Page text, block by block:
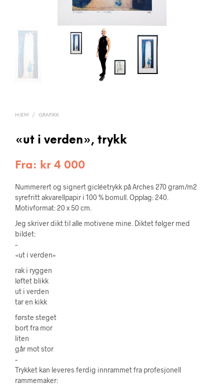
HJEM / GRAFIKK
«ut i verden», trykk
Fra: kr 4 000
Nummerert og signert gicléetrykk på Arches 270 gram/m2
syrefritt akvarellpapir i 100 % bomull. Opplag: 240.
Motivformat: 20 x 50 cm.
Jeg skriver dikt til alle motivene mine. Diktet følger med
bildet:
–
«ut i verden»
rak i ryggen
løftet blikk
ut i verden
tar en kikk
første steget
bort fra mor
liten
går mot stor
–
Trykket kan leveres ferdig innrammet fra profesjonell
rammemaker: